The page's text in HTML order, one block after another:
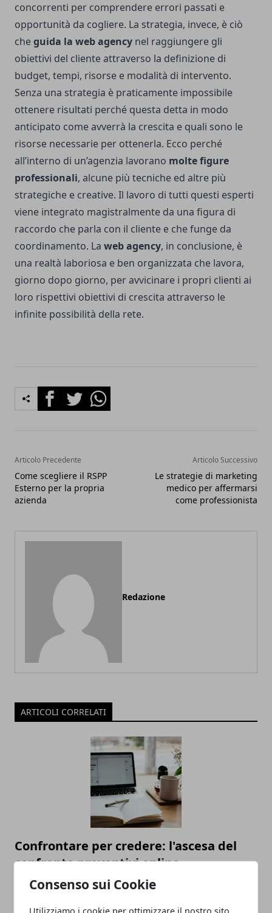
Consenso sui Cookie
Utilizziamo i cookie per ottimizzare il nostro sito
concorrenti per comprendere errori passati e
opportunità da cogliere. La strategia, invece, è ciò
cheguida la web agency nel raggiungere gli
obiettivi del cliente attraverso la definizione di
budget, tempi, risorse e modalità di intervento.
Senza una strategia è praticamente impossibile
ottenere risultati perché questa detta in modo
anticipato come avverrà la crescita e quali sono le
risorse necessarie per ottenerla. Ecco perché
all’interno di un’agenzia lavorano molte figure
professionali, alcune più tecniche ed altre più
strategiche e creative. Il lavoro di tutti questi esperti
viene integrato magistralmente da una figura di
raccordo che parla con il cliente e che funge da
coordinamento. La web agency, in conclusione, è
una realtà laboriosa e ben organizzata che lavora,
giorno dopo giorno, per avvicinare i propri clienti ai
loro rispettivi obiettivi di crescita attraverso le
infinite possibilità della rete.
FacebookTwitterWhatsapp
Articolo Precedente
Come scegliere il RSPP
Esterno per la propria
azienda
Articolo Successivo
Le strategie di marketing
medico per affermarsi
come professionista
Redazione
ARTICOLI CORRELATI
Confrontare per credere: l'ascesa del
confronto preventivi online
27/02/2024